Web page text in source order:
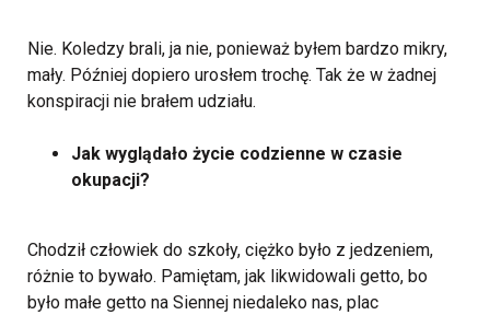
Nie. Koledzy brali, ja nie, ponieważ byłem bardzo mikry,
mały. Później dopiero urosłem trochę. Tak że w żadnej
konspiracji nie brałem udziału.
Jak wyglądało życie codzienne w czasie
okupacji?
Chodził człowiek do szkoły, ciężko było z jedzeniem,
różnie to bywało. Pamiętam, jak likwidowali getto, bo
było małe getto na Siennej niedaleko nas, plac